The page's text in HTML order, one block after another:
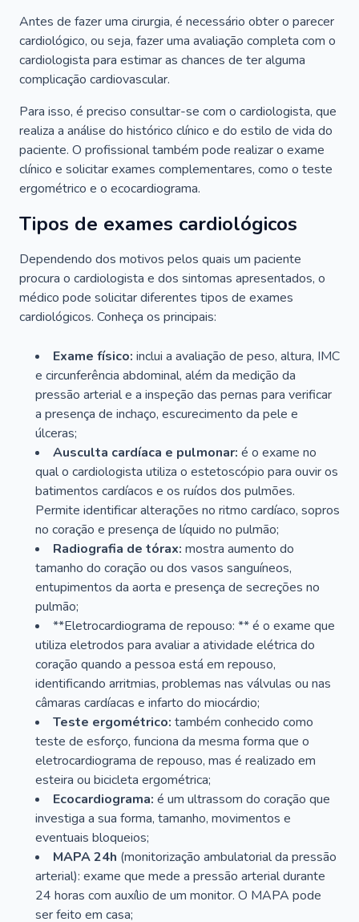
Antes de fazer uma cirurgia, é necessário obter o parecer
cardiológico, ou seja, fazer uma avaliação completa com o
cardiologista para estimar as chances de ter alguma
complicação cardiovascular.
Para isso, é preciso consultar-se com o cardiologista, que
realiza a análise do histórico clínico e do estilo de vida do
paciente. O profissional também pode realizar o exame
clínico e solicitar exames complementares, como o teste
ergométrico e o ecocardiograma.
Tipos de exames cardiológicos
Dependendo dos motivos pelos quais um paciente
procura o cardiologista e dos sintomas apresentados, o
médico pode solicitar diferentes tipos de exames
cardiológicos. Conheça os principais:
Exame físico: inclui a avaliação de peso, altura, IMC
e circunferência abdominal, além da medição da
pressão arterial e a inspeção das pernas para verificar
a presença de inchaço, escurecimento da pele e
úlceras;
Ausculta cardíaca e pulmonar: é o exame no
qual o cardiologista utiliza o estetoscópio para ouvir os
batimentos cardíacos e os ruídos dos pulmões.
Permite identificar alterações no ritmo cardíaco, sopros
no coração e presença de líquido no pulmão;
Radiografia de tórax: mostra aumento do
tamanho do coração ou dos vasos sanguíneos,
entupimentos da aorta e presença de secreções no
pulmão;
**Eletrocardiograma de repouso: ** é o exame que
utiliza eletrodos para avaliar a atividade elétrica do
coração quando a pessoa está em repouso,
identificando arritmias, problemas nas válvulas ou nas
câmaras cardíacas e infarto do miocárdio;
Teste ergométrico: também conhecido como
teste de esforço, funciona da mesma forma que o
eletrocardiograma de repouso, mas é realizado em
esteira ou bicicleta ergométrica;
Ecocardiograma: é um ultrassom do coração que
investiga a sua forma, tamanho, movimentos e
eventuais bloqueios;
MAPA 24h (monitorização ambulatorial da pressão
arterial): exame que mede a pressão arterial durante
24 horas com auxílio de um monitor. O MAPA pode
ser feito em casa;